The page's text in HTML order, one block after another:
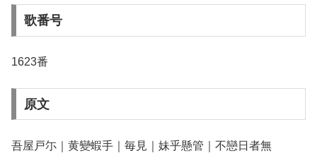
歌番号
1623番
原文
吾屋戸尓｜黄變蝦手｜毎見｜妹乎懸管｜不戀日者無